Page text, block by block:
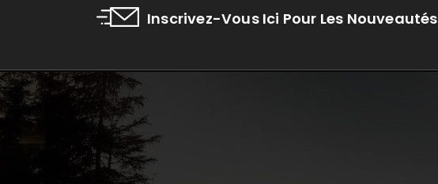
Inscrivez-Vous Ici Pour Les Nouveautés